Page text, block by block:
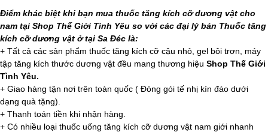
Điểm khác biệt khi bạn mua thuốc tăng kích cỡ dương vật cho
nam tại Shop Thế Giới Tình Yêu so với các đại lý bán Thuốc tăng
kích cỡ dương vật ở tại Sa Đéc là:
+ Tất cả các sản phẩm thuốc tăng kích cỡ cậu nhỏ, gel bôi trơn, máy
tập tăng kích thước dương vật đều mang thương hiệu Shop Thế Giới
Tình Yêu.
+ Giao hàng tận nơi trên toàn quốc ( Đóng gói tế nhị kín đáo dưới
dạng quà tặng).
+ Thanh toán tiền khi nhận hàng.
+ Có nhiều loại thuốc uống tăng kích cỡ dương vật nam giới nhanh